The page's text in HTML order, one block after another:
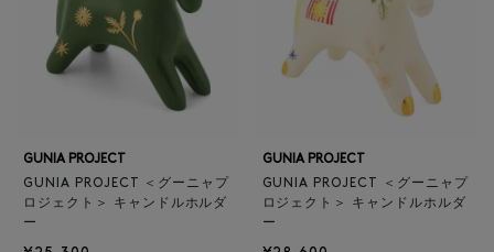
GUNIA PROJECT
GUNIA PROJECT ＜グーニャプ
ロジェクト＞ キャンドルホルダ
ー
GUNIA PROJECT
GUNIA PROJECT ＜グーニャプ
ロジェクト＞ キャンドルホルダ
ー